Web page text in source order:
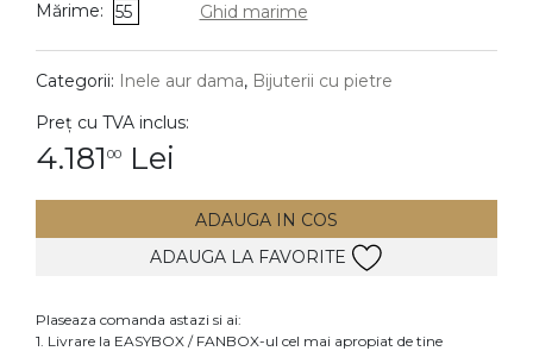
DIAMANTE Vezi toate
Cercei
Accesorii
Mărime: 55 Ghid marime
Categorii: Inele aur dama, Bijuterii cu pietre
Preț cu TVA inclus:
4.181 00 Lei
ADAUGA IN COS
ADAUGA LA FAVORITE
Plaseaza comanda astazi si ai:
1. Livrare la EASYBOX / FANBOX-ul cel mai apropiat de tine